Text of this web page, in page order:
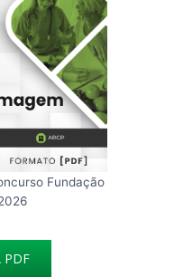
Fundação
PDF